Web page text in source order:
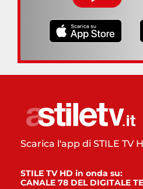
Scarica l'app di STILE TV
STILE TV HD in onda su:
CANALE 78 DEL DIGITALE